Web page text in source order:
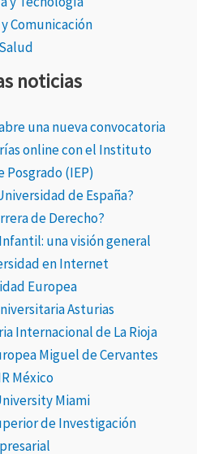
Comunicación
Salud
noticias
una nueva convocatoria
online con el Instituto
Posgrado (IEP)
de España?
de Derecho?
una visión general
en Internet
Europea
Asturias
Internacional de La Rioja
Miguel de Cervantes
México
Miami
de Investigación